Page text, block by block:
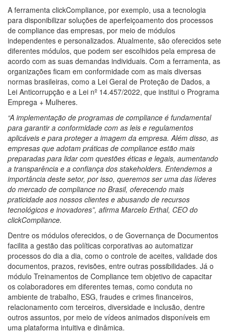
A ferramenta clickCompliance, por exemplo, usa a tecnologia
para disponibilizar soluções de aperfeiçoamento dos processos
de compliance das empresas, por meio de módulos
independentes e personalizados. Atualmente, são oferecidos sete
diferentes módulos, que podem ser escolhidos pela empresa de
acordo com as suas demandas individuais. Com a ferramenta, as
organizações ficam em conformidade com as mais diversas
normas brasileiras, como a Lei Geral de Proteção de Dados, a
Lei Anticorrupção e a Lei nº 14.457/2022, que institui o Programa
Emprega + Mulheres.
“A implementação de programas de compliance é fundamental
para garantir a conformidade com as leis e regulamentos
aplicáveis e para proteger a imagem da empresa. Além disso, as
empresas que adotam práticas de compliance estão mais
preparadas para lidar com questões éticas e legais, aumentando
a transparência e a confiança dos stakeholders. Entendemos a
importância deste setor, por isso, queremos ser uma das líderes
do mercado de compliance no Brasil, oferecendo mais
praticidade aos nossos clientes e abusando de recursos
tecnológicos e inovadores”, afirma Marcelo Erthal, CEO do
clickCompliance.
Dentre os módulos oferecidos, o de Governança de Documentos
facilita a gestão das políticas corporativas ao automatizar
processos do dia a dia, como o controle de aceites, validade dos
documentos, prazos, revisões, entre outras possibilidades. Já o
módulo Treinamentos de Compliance tem objetivo de capacitar
os colaboradores em diferentes temas, como conduta no
ambiente de trabalho, ESG, fraudes e crimes financeiros,
relacionamento com terceiros, diversidade e inclusão, dentre
outros assuntos, por meio de vídeos animados disponíveis em
uma plataforma intuitiva e dinâmica.